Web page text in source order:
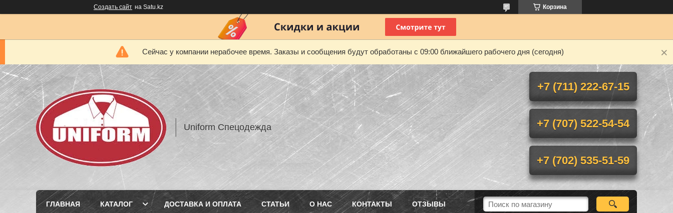
Создать сайт на Satu.kz Корзина
Сейчас у компании нерабочее время. Заказы и сообщения будут обработаны с 09:00 ближайшего рабочего дня (сегодня)
Uniform Спецодежда
+7 (711) 222-67-15
+7 (707) 522-54-54
+7 (702) 535-51-59
ГЛАВНАЯ КАТАЛОГ ДОСТАВКА И ОПЛАТА СТАТЬИ О НАС КОНТАКТЫ ОТЗЫВЫ